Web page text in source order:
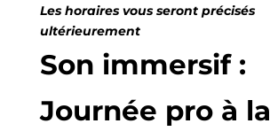
Les horaires vous seront précisés
ultérieurement
Son immersif :
Journée pro à la